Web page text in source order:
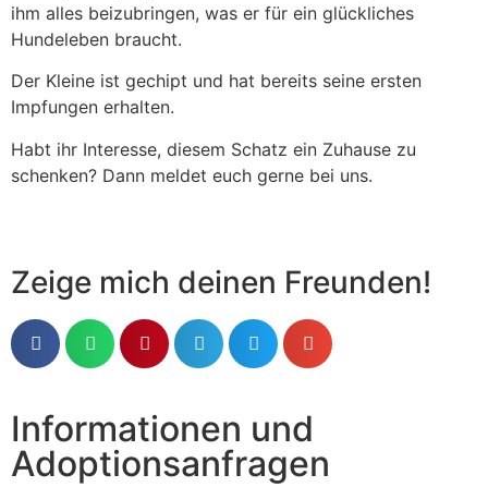
ihm alles beizubringen, was er für ein glückliches
Hundeleben braucht.
Der Kleine ist gechipt und hat bereits seine ersten
Impfungen erhalten.
Habt ihr Interesse, diesem Schatz ein Zuhause zu
schenken? Dann meldet euch gerne bei uns.
Zeige mich deinen Freunden!
Informationen und
Adoptionsanfragen